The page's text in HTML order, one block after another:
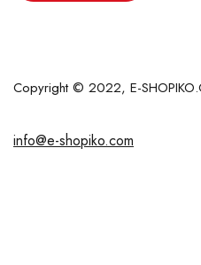
Copyright © 2022, E-
info@e-shopiko.com